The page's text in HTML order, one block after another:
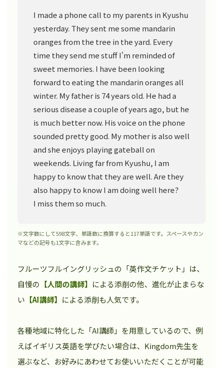
I made a phone call to my parents in Kyushu
yesterday. They sent me some mandarin
oranges from the tree in the yard. Every
time they send me stuff I'm reminded of
sweet memories. I have been looking
forward to eating the mandarin oranges all
winter. My father is 74 years old. He had a
serious disease a couple of years ago, but he
is much better now. His voice on the phone
sounded pretty good. My mother is also well
and she enjoys playing gateball on
weekends. Living far from Kyushu, I am
happy to know that they are well. Are they
also happy to know I am doing well here?
I miss them so much.
※文字数にして598文字、単語数に換算すると117単語です。スペースやカン
マなどの記号も1文字に含みます。
フルーツフルイングリッシュの「英作文チケット」は、
自慢の 【人間の講師】 による添削の他、進化が止まらな
い 【AI講師】 による添削も人気です。
各種地域に特化した「AI講師」を用意しているので、例
えばイギリス英語を学びたい場合は、Kingdom先生を
選ぶなど、お好みにあわせてお使いいただくことが可能